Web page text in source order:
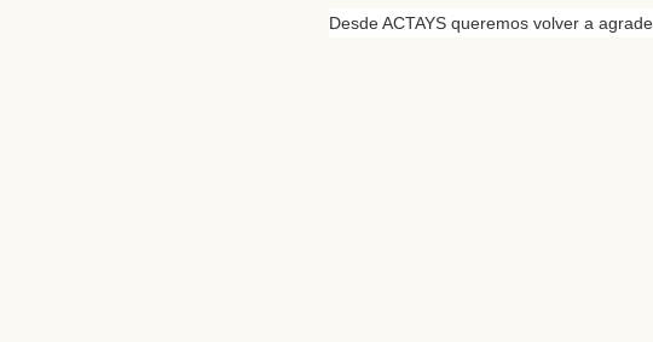
Desde ACTAYS queremos volver a